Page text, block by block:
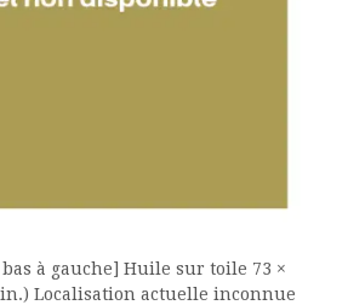
à gauche] Huile sur toile 73 ×
Localisation actuelle inconnue